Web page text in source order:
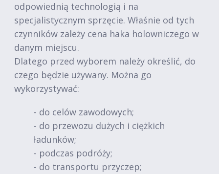
odpowiednią technologią i na
specjalistycznym sprzęcie. Właśnie od tych
czynników zależy cena haka holowniczego w
danym miejscu.
Dlatego przed wyborem należy określić, do
czego będzie używany. Można go
wykorzystywać:
- do celów zawodowych;
- do przewozu dużych i ciężkich
ładunków;
- podczas podróży;
- do transportu przyczep;